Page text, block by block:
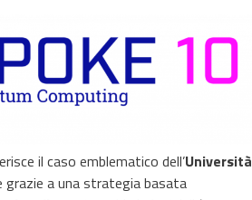
il caso emblematico dell’Università
grazie a una strategia basata